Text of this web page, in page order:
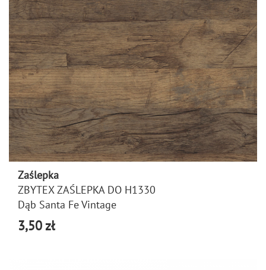
Zaślepka
ZBYTEX ZAŚLEPKA DO H1330
Dąb Santa Fe Vintage
3,50 zł